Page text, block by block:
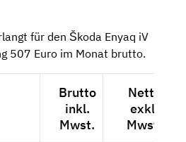
für den Škoda Enyaq iV
507 Euro im Monat brutto.
Brutto
inkl.
Mwst.
Netto
exkl.
Mwst.